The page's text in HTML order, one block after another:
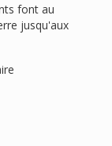
font au
jusqu'aux